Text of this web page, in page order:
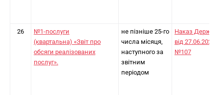
26
№1-послуги
(квартальна) «Звіт про
обсяги реалізованих
послуг».
не пізніше 25-го
числа місяця,
наступного за
звітним
періодом
Наказ
від 27.06.2025
№107